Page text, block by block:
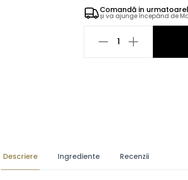
Comandă in
și va ajunge începând de
1
Descriere Ingrediente Recenzii